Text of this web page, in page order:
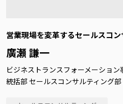
営業現場を変革するセールスコン
廣瀬 謙一
ビジネストランスフォーメーショ
統括部 セールスコンサルティング